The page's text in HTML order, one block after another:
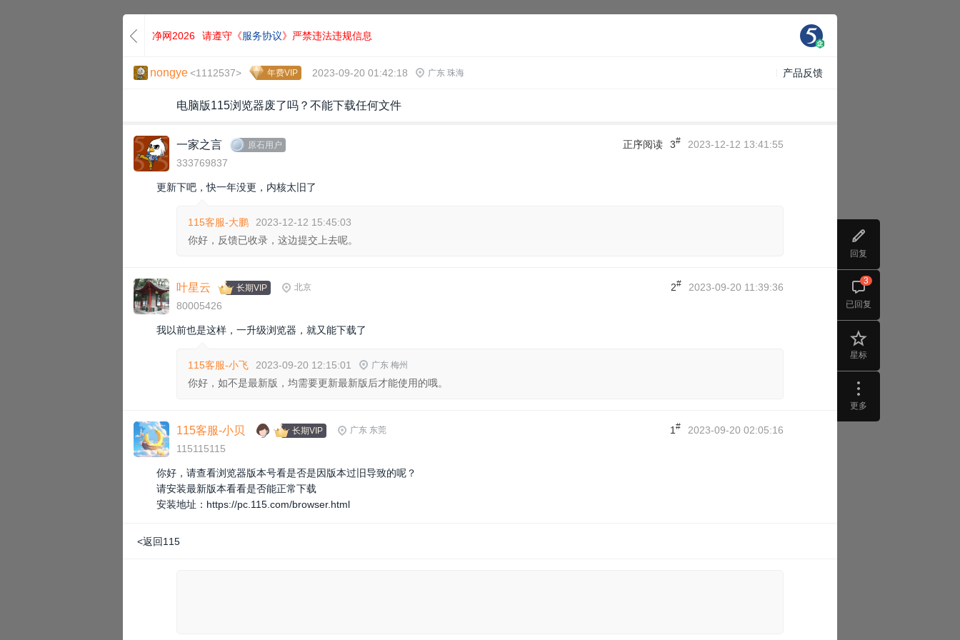
回复
已回复
3
星标
更多
净网2026 请遵守《服务协议》严禁违法违规信息
nongye<1112537> 年费VIP 2023-09-20 01:42:18 广东 珠海 产品反馈
电脑版115浏览器废了吗？不能下载任何文件
一家之言 原石用户
333769837
正序阅读 3# 2023-12-12 13:41:55
更新下吧，快一年没更，内核太旧了
115客服-大鹏
2023-12-12 15:45:03
你好，反馈已收录，这边提交上去呢。
叶星云 长期VIP 北京
80005426
2# 2023-09-20 11:39:36
我以前也是这样，一升级浏览器，就又能下载了
115客服-小飞 2023-09-20 12:15:01 广东 梅州
你好，如不是最新版，均需要更新最新版后才能使用的哦。
115客服-小贝 长期VIP 广东 东莞
115115115
1 # 2023-09-20 02:05:16
你好，请查看浏览器版本号看是否是因版本过旧导致的呢？
请安装最新版本看看是否能正常下载
安装地址： https://pc.115.com/browser.html
<返回115